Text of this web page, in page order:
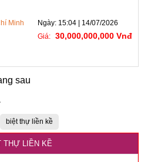
Minh
Ngày: 15:04 | 14/07/2026
Giá: 30,000,000,000 Vnđ
sau
biệt thự liền kề
THỰ LIỀN KỀ